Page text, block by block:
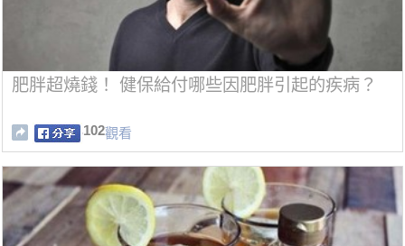
肥胖超燒錢！ 健保給付哪些因肥胖引起的疾病？
102觀看